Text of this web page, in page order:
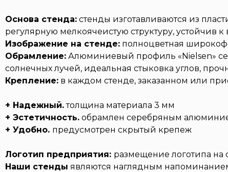
Основа стенда: стенды изготавливаются из
регулярную мелкоячеистую структуру,
Изображение на стенде: полноцветная
Обрамление: Алюминиевый профиль «Nielsen»
солнечных лучей, идеальная стыковка углов,
Крепление: в каждом стенде, заказанном или
+ Надежный.толщина материала 3 мм
+ Эстетичность. обрамлен серебряным
+ Удобно. предусмотрен скрытый крепеж
Логотип предприятия: размещение логотипа на
Наши стенды являются наглядным